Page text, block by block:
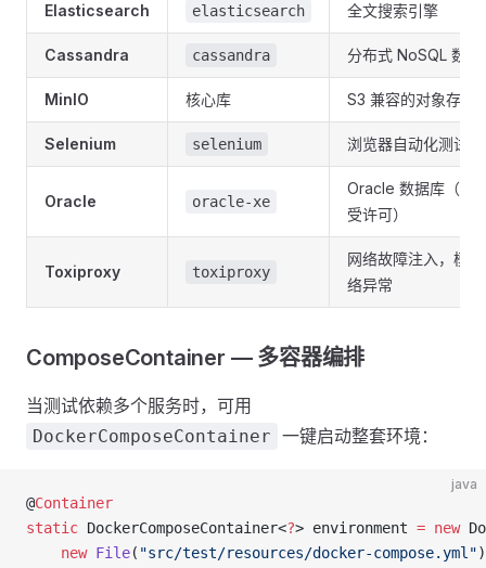
Elasticsearch elasticsearch 全文搜索引擎
Cassandra cassandra 分布式 NoSQL 数据
MinIO 核心库 S3 兼容的对象存储
Selenium selenium 浏览器自动化测试
Oracle oracle-xe
Oracle 数据库（需
受许可）
Toxiproxy toxiproxy
网络故障注入，模
络异常
ComposeContainer — 多容器编排
当测试依赖多个服务时，可用
DockerComposeContainer 一键启动整套环境：
java
@Container
static DockerComposeContainer<?> environment = new
    new
File( "src/test/resources/docker-compose.yml")